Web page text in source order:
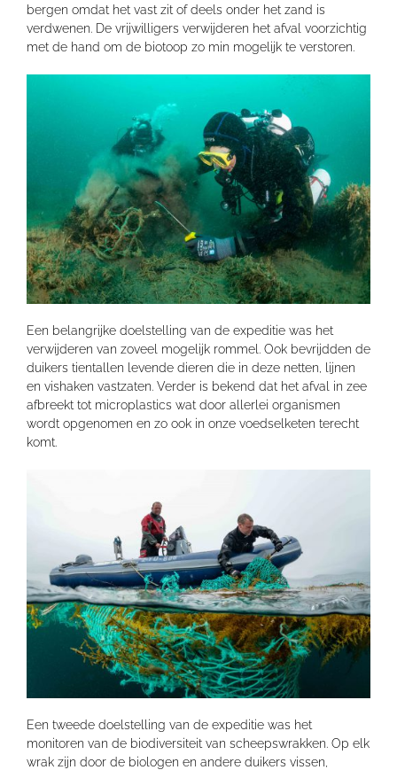
bergen omdat het vast zit of deels onder het zand is
verdwenen. De vrijwilligers verwijderen het afval voorzichtig
met de hand om de biotoop zo min mogelijk te verstoren.
Een belangrijke doelstelling van de expeditie was het
verwijderen van zoveel mogelijk rommel. Ook bevrijdden de
duikers tientallen levende dieren die in deze netten, lijnen
en vishaken vastzaten. Verder is bekend dat het afval in zee
afbreekt tot microplastics wat door allerlei organismen
wordt opgenomen en zo ook in onze voedselketen terecht
komt.
Een tweede doelstelling van de expeditie was het
monitoren van de biodiversiteit van scheepswrakken. Op elk
wrak zijn door de biologen en andere duikers vissen,